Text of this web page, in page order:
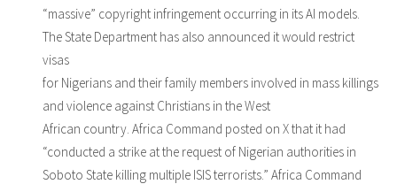
“massive” copyright infringement occurring in its AI models.
The State Department has also announced it would restrict
visas
for Nigerians and their family members involved in mass killings
and violence against Christians in the West
African country. Africa Command posted on X that it had
“conducted a strike at the request of Nigerian authorities in
Soboto State killing multiple ISIS terrorists.” Africa Command